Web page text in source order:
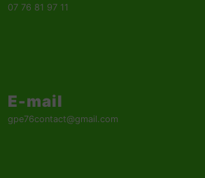
07 76 81 97 11
E-mail
gpe76contact@gmail.com